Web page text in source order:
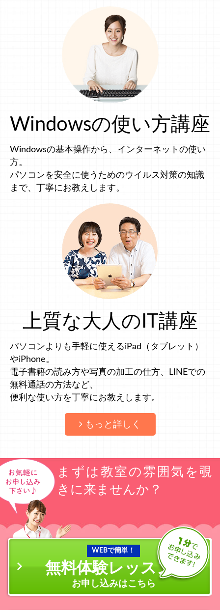
Windowsの使い方講座
Windowsの基本操作から、インターネットの使い
方。
パソコンを安全に使うためのウイルス対策の知識
まで、丁寧にお教えします。
上質な大人のIT講座
パソコンよりも手軽に使えるiPad（タブレット）
やiPhone。
電子書籍の読み方や写真の加工の仕方、LINEでの
無料通話の方法など、
便利な使い方を丁寧にお教えします。
もっと詳しく
まずは教室の雰囲気を覗
きに来ませんか？
WEBで簡単！
無料体験レッスン
お申し込みはこちら